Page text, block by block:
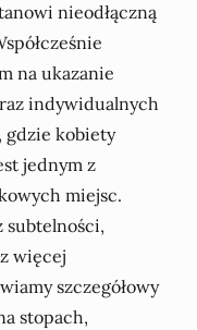
nieodłączną
na ukazanie
indywidualnych
gdzie kobiety
jednym z
miejsc.
subtelności,
więcej
szczegółowy
stopach,